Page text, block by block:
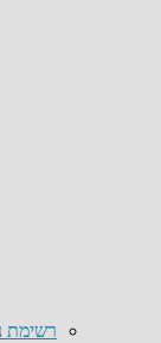
רשימת